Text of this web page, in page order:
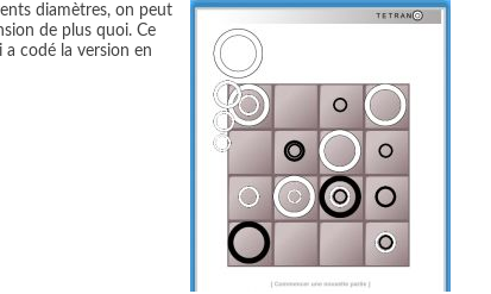
diamètres, on peut
de plus quoi. Ce
a codé la version en